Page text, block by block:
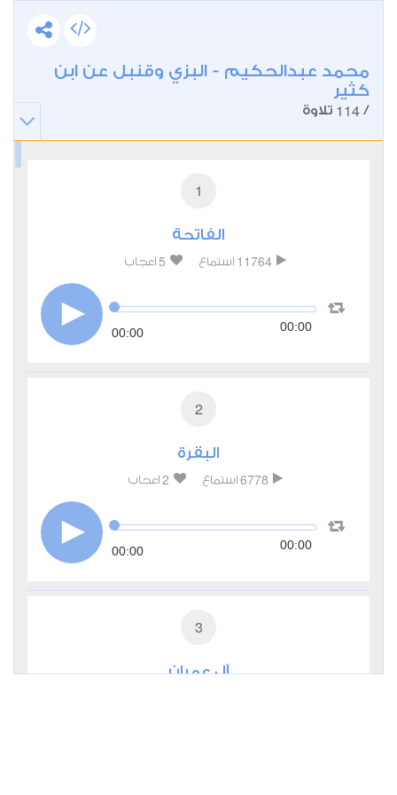
محمد عبدالحكيم - البزي وقنبل عن ابن
كثير
/
114 تلاوة
1
الفاتحة
11764 استماع 5 اعجاب
00:00 00:00
2
البقرة
6778 استماع 2 اعجاب
00:00 00:00
3
آل عمران